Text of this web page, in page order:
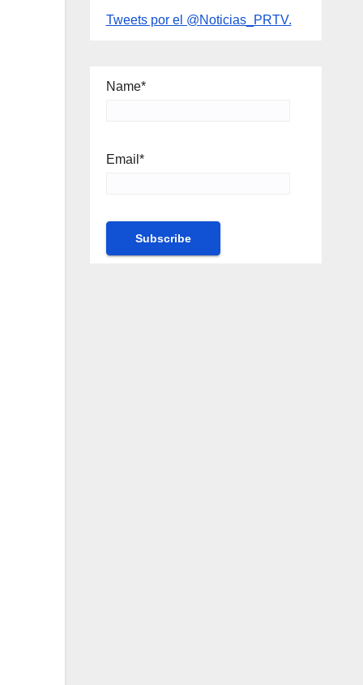
Tweets por el @Noticias_PRTV.
Name*
Email*